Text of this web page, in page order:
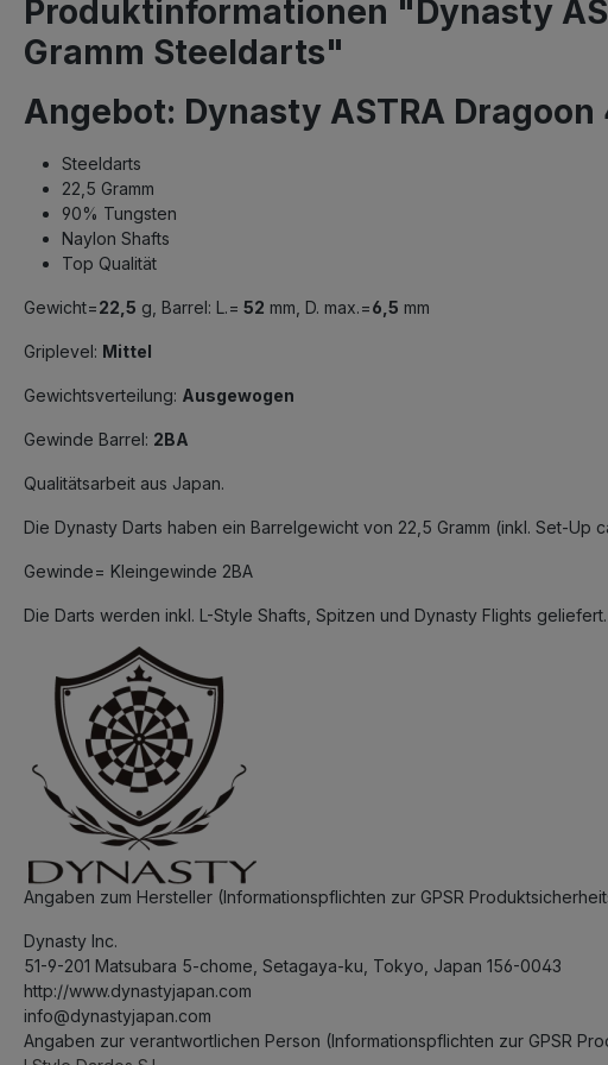
Produktinformationen "Dynasty
Gramm Steeldarts"
Angebot: Dynasty ASTRA
Steeldarts
22,5 Gramm
90% Tungsten
Naylon Shafts
Top Qualität
Gewicht=22,5 g, Barrel: L.= 52 mm, D. max.=6,5 mm
Griplevel: Mittel
Gewichtsverteilung: Ausgewogen
Gewinde Barrel: 2BA
Qualitätsarbeit aus Japan.
Die Dynasty Darts haben ein Barrelgewicht von 22,5 Gramm (inkl. Set-Up
Gewinde= Kleingewinde 2BA
Die Darts werden inkl. L-Style Shafts, Spitzen und Dynasty Flights geliefert.
Angaben zum Hersteller (Informationspflichten zur GPSR
Dynasty Inc.
51-9-201 Matsubara 5-chome, Setagaya-ku, Tokyo, Japan 156-0043
http://www.dynastyjapan.com
info@dynastyjapan.com
Angaben zur verantwortlichen Person (Informationspflichten zur GPSR